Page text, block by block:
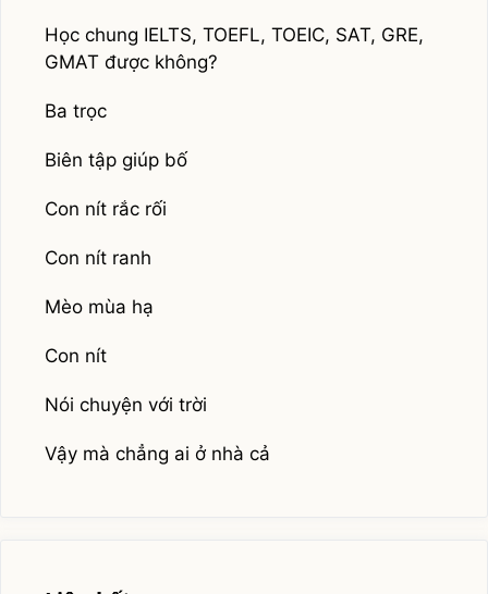
Học chung IELTS, TOEFL, TOEIC, SAT, GRE,
GMAT được không?
Ba trọc
Biên tập giúp bố
Con nít rắc rối
Con nít ranh
Mèo mùa hạ
Con nít
Nói chuyện với trời
Vậy mà chẳng ai ở nhà cả